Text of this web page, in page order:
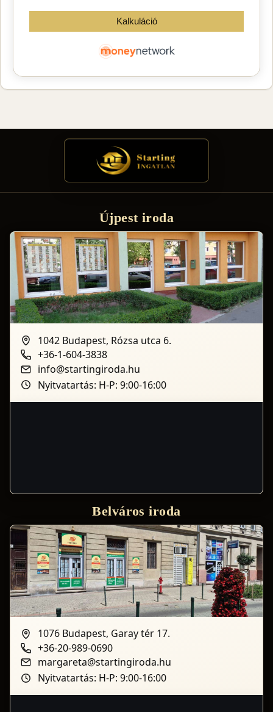
Újpest iroda
1042 Budapest, Rózsa utca 6.
+36-1-604-3838
info@startingiroda.hu
Nyitvatartás: H-P: 9:00-16:00
Belváros iroda
1076 Budapest, Garay tér 17.
+36-20-989-0690
margareta@startingiroda.hu
Nyitvatartás: H-P: 9:00-16:00